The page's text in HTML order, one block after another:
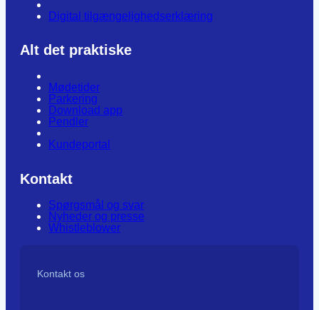
Digital tilgængelighedserklæring
Alt det praktiske
Mødetider
Parkering
Download app
Pendler
Kundeportal
Kontakt
Spørgsmål og svar
Nyheder og presse
Whistleblower
Kontakt os